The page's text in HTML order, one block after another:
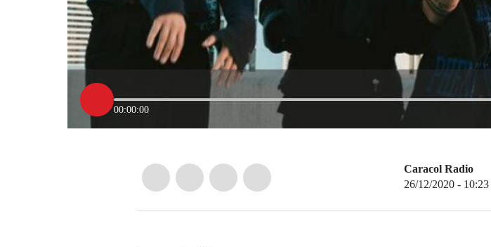
00:00:00
Caracol Radio
26/12/2020 - 10:23